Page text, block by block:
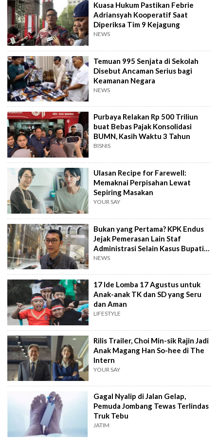
Kuasa Hukum Pastikan Febrie
Adriansyah Kooperatif Saat
Diperiksa Tim 9 Kejagung
NEWS
Temuan 995 Senjata di Sekolah
Disebut Ancaman Serius bagi
Keamanan Negara
NEWS
Purbaya Relakan Rp 500 Triliun
buat Bebas Pajak Konsolidasi
BUMN, Kasih Waktu 3 Tahun
BISNIS
Ulasan Recipe for Farewell:
Memaknai Perpisahan Lewat
Sepiring Masakan
YOUR SAY
Bukan yang Pertama? KPK Endus
Jejak Pemerasan Lain Staf
Administrasi Selain Kasus Bupati
Pemalang
NEWS
17 Ide Lomba 17 Agustus untuk
Anak-anak TK dan SD yang Seru
dan Aman
LIFESTYLE
Rilis Trailer, Choi Min-sik Rajin Jadi
Anak Magang Han So-hee di The
Intern
YOUR SAY
Gagal Nyalip di Jalan Gelap,
Pemuda Jombang Tewas Terlindas
Truk Tebu
JATIM